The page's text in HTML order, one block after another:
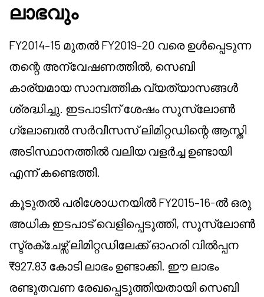
ലാഭവും
FY2014–15 മുതൽ FY2019–20 വരെ ഉൾപ്പെടുന്ന
തന്റെ അന്വേഷണത്തിൽ, സെബി
കാര്യമായ സാമ്പത്തിക വ്യത്യാസങ്ങൾ
ശ്രദ്ധിച്ചു. ഇടപാടിന് ശേഷം സുസ്ലോൺ
ഗ്ലോബൽ സർവീസസ് ലിമിറ്റഡിന്റെ ആസ്തി
അടിസ്ഥാനത്തിൽ വലിയ വളർച്ച ഉണ്ടായി
എന്ന് കണ്ടെത്തി.
കൂടുതൽ പരിശോധനയിൽ FY2015–16-ൽ ഒരു
അധിക ഇടപാട് വെളിപ്പെടുത്തി, സുസ്ലോൺ
സ്ട്രക്ചേഴ്സ് ലിമിറ്റഡിലേക്ക് ഓഹരി വിൽപ്പന
₹927.83 കോടി ലാഭം ഉണ്ടാക്കി. ഈ ലാഭം
രണ്ടുതവണ രേഖപ്പെടുത്തിയതായി സെബി